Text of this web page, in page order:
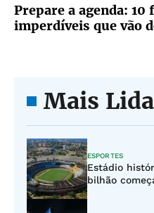
Prepare a agenda: 10
imperdíveis que vão
Mais
ESPORTES
Estádio
bilhão